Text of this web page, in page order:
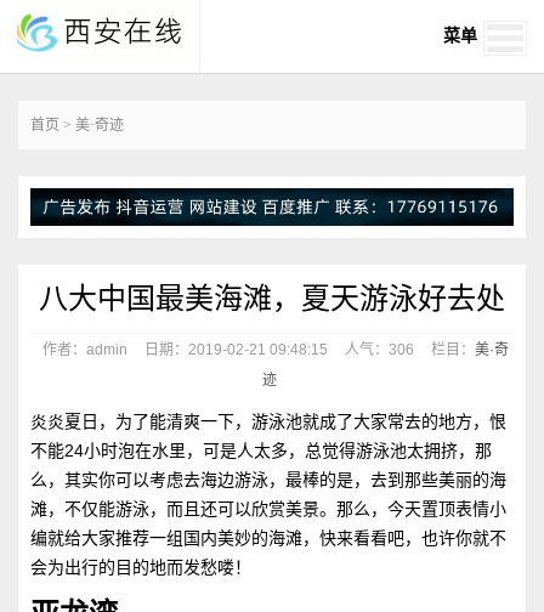
菜单
首页 > 美·奇迹
八大中国最美海滩，夏天游泳好去处
作者：admin 日期：2019-02-21 09:48:15 人气： 306 栏目： 美·奇
迹
炎炎夏日，为了能清爽一下，游泳池就成了大家常去的地方，恨
不能24小时泡在水里，可是人太多，总觉得游泳池太拥挤，那
么，其实你可以考虑去海边游泳，最棒的是，去到那些美丽的海
滩，不仅能游泳，而且还可以欣赏美景。那么，今天置顶表情小
编就给大家推荐一组国内美妙的海滩，快来看看吧，也许你就不
会为出行的目的地而发愁喽！